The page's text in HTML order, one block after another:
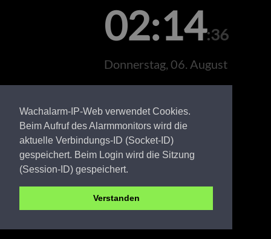
Wachalarm-IP-Web verwendet Cookies.
Beim Aufruf des Alarmmonitors wird die
aktuelle Verbindungs-ID (Socket-ID)
gespeichert. Beim Login wird die Sitzung
(Session-ID) gespeichert.
Verstanden
02:14:36
Donnerstag, 06. August
SPN FW Tauer